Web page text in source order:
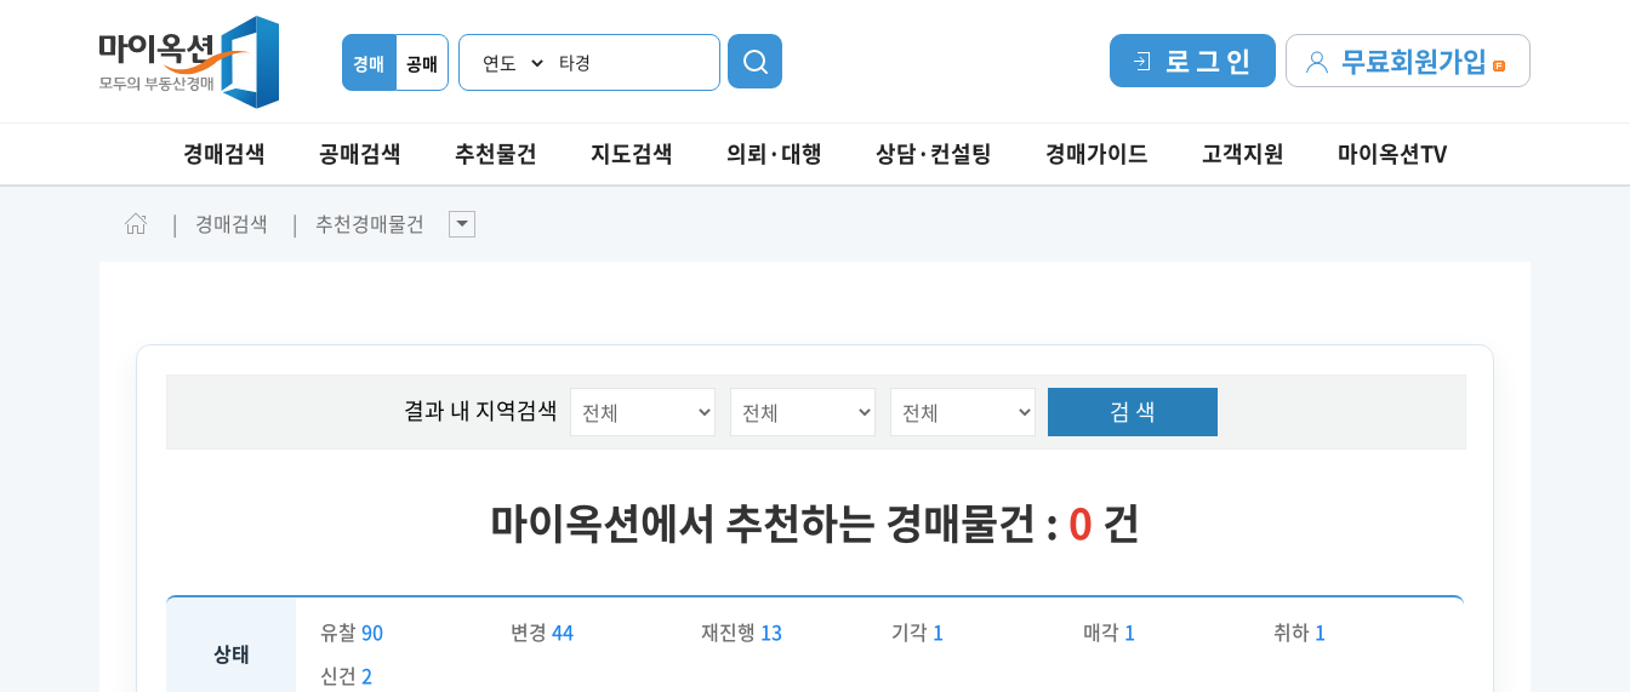
경매 공매 타경 무료회원가입
로 그 인
경매검색 공매검색 추천물건 지도검색 의뢰·대행 상담·컨설팅 경매가이드 고객지원 마이옥션TV
경매검색 추천경매물건
결과 내 지역검색 검 색
마이옥션에서 추천하는 경매물건 : 0 건
상태
유찰 90 변경44 재진행 13 기각 1 매각 1 취하 1
신건 2